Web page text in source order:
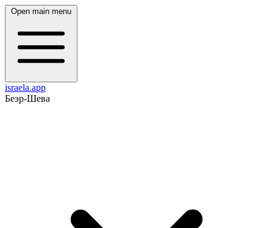
Open main menu
israela.app
Беэр-Шева